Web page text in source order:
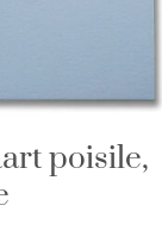
poisile,